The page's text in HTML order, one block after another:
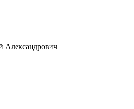
Александрович